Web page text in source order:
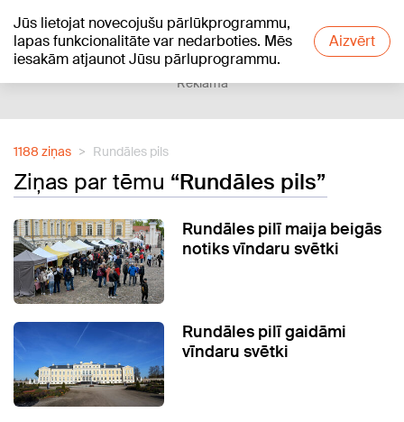
Jūs lietojat novecojušu pārlūkprogrammu,
lapas funkcionalitāte var nedarboties. Mēs
iesakām atjaunot Jūsu pārluprogrammu.
Aizvērt
+18°C
Reklāma
1188 ziņas Rundāles pils
Ziņas par tēmu “Rundāles pils”
Rundāles pilī maija beigās
notiks vīndaru svētki
Rundāles pilī gaidāmi
vīndaru svētki